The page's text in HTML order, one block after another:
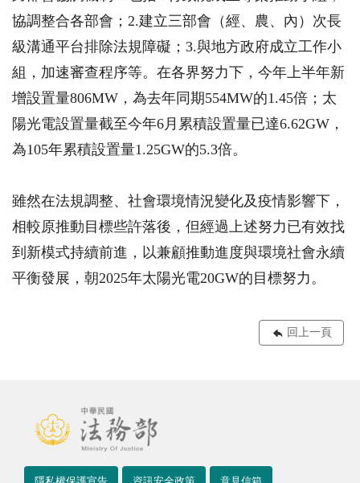
協調整合各部會；2.建立三部會（經、農、內）次長
級溝通平台排除法規障礙；3.與地方政府成立工作小
組，加速審查程序等。在各界努力下，今年上半年新
增設置量806MW，為去年同期554MW的1.45倍；太
陽光電設置量截至今年6月累積設置量已達6.62GW，
為105年累積設置量1.25GW的5.3倍。
雖然在法規調整、社會環境情況變化及疫情影響下，
相較原推動目標些許落後，但經過上述努力已有效找
到新模式持續前進，以兼顧推動進度與環境社會永續
平衡發展，朝2025年太陽光電20GW的目標努力。
回上一頁